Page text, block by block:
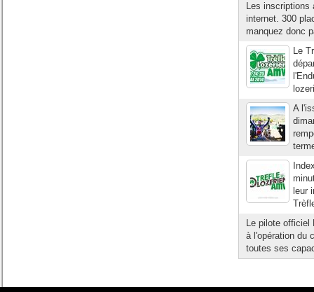
Les inscriptions
internet. 300
manquez donc
Le
A
leur
Le pilote officiel
à l'opération du
toutes ses